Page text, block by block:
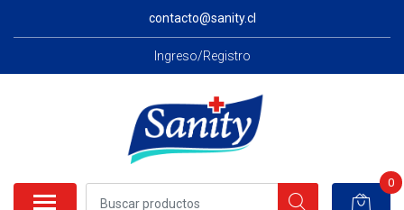
contacto@sanity.cl
Ingreso/Registro
0